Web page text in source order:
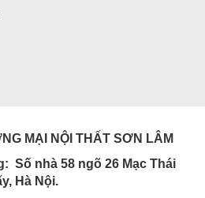
MẠI NỘI THẤT SƠN LÂM
Số nhà 58 ngõ 26 Mạc Thái
Hà Nội.